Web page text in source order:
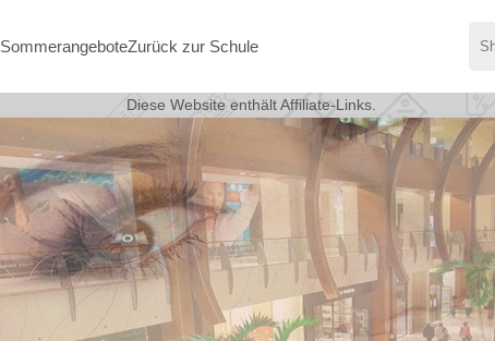
SommerangeboteZurück zur Schule
Diese Website enthält Affiliate-Links.